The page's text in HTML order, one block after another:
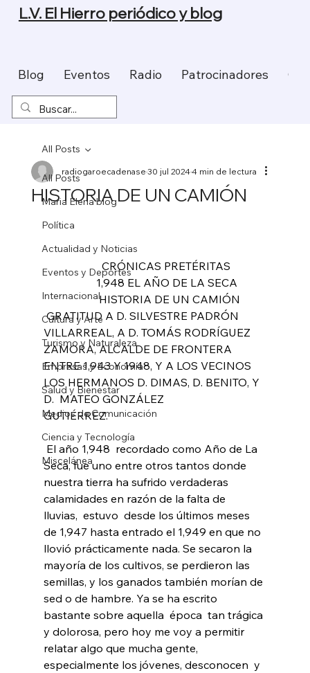
Blog Eventos Radio Patrocinadores
L.V. El Hierro periódico y blog
All Posts
Maria Elena blog
Política
Actualidad y Noticias
Eventos y Deportes
Internacional
Cultura y Arte
Turismo y Naturaleza
Empresas y Economía
Salud y Bienestar
Medios de Comunicación
Ciencia y Tecnología
Miscelánea
All Posts
HISTORIA DE UN CAMIÓN
radiogaroecadenase30 jul 20244 min de lectura
CRÓNICAS PRETÉRITAS
1,948 EL AÑO DE LA SECA
HISTORIA DE UN CAMIÓN
GRATITUD A D. SILVESTRE PADRÓN
VILLARREAL, A D. TOMÁS RODRÍGUEZ
ZAMORA, ALCALDE DE FRONTERA
ENTRE 1,943 Y 1948, Y A LOS VECINOS
LOS HERMANOS D. DIMAS, D. BENITO, Y
D.  MATEO GONZÁLEZ
GUTIÉRREZ.
El año 1,948  recordado como Año de La
Seca, fue uno entre otros tantos donde
nuestra tierra ha sufrido verdaderas
calamidades en razón de la falta de
lluvias,  estuvo  desde los últimos meses
de 1,947 hasta entrado el 1,949 en que no
llovió prácticamente nada. Se secaron la
mayoría de los cultivos, se perdieron las
semillas, y los ganados también morían de
sed o de hambre. Ya se ha escrito
bastante sobre aquella  época  tan trágica
y dolorosa, pero hoy me voy a permitir
relatar algo que mucha gente,
especialmente los jóvenes, desconocen  y